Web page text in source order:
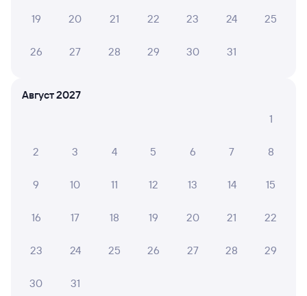
Обратные билеты из Адлера в Череповец-1
Отели Череповца
19 20 21 22 23 24 25
26 27 28 29 30 31
Август 2027
1
2 3 4 5 6 7 8
9 10 11 12 13 14 15
16 17 18 19 20 21 22
23 24 25 26 27 28 29
30 31